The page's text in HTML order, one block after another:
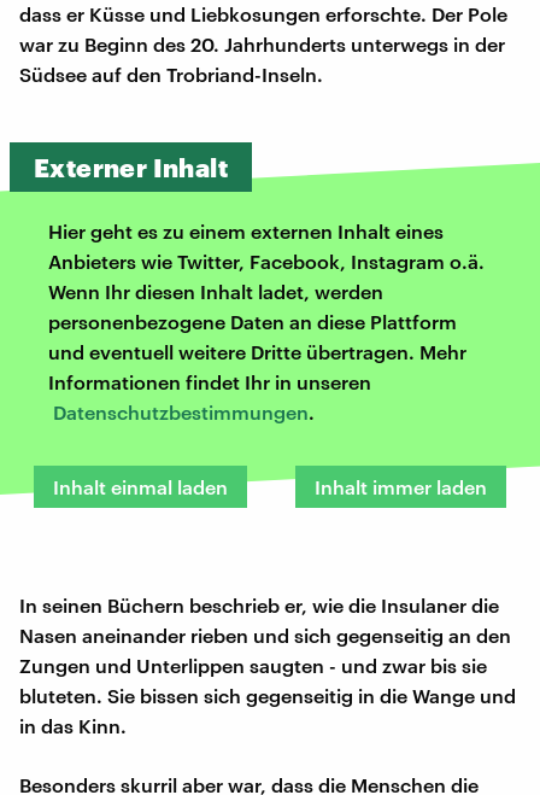
dass er Küsse und Liebkosungen erforschte. Der Pole
war zu Beginn des 20. Jahrhunderts unterwegs in der
Südsee auf den Trobriand-Inseln.
Externer Inhalt
Hier geht es zu einem externen Inhalt eines
Anbieters wie Twitter, Facebook, Instagram o.ä.
Wenn Ihr diesen Inhalt ladet, werden
personenbezogene Daten an diese Plattform
und eventuell weitere Dritte übertragen. Mehr
Informationen findet Ihr in unseren
Datenschutzbestimmungen.
Inhalt einmal laden Inhalt immer laden
In seinen Büchern beschrieb er, wie die Insulaner die
Nasen aneinander rieben und sich gegenseitig an den
Zungen und Unterlippen saugten - und zwar bis sie
bluteten. Sie bissen sich gegenseitig in die Wange und
in das Kinn.
Besonders skurril aber war, dass die Menschen die